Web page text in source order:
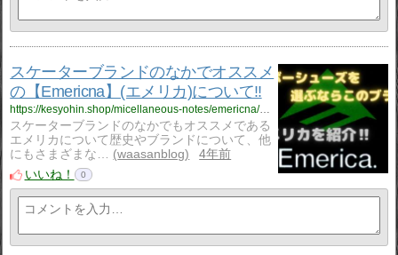
スケーターブランドのなかでオススメ
の【Emericna】(エメリカ)について‼
https://kesyohin.shop/micellaneous-notes/emericna/1694/
スケーターブランドのなかでもオススメである
エメリカについて歴史やブランドについて、他
にもさまざまな…
waasanblog
4年前
いいね！
0